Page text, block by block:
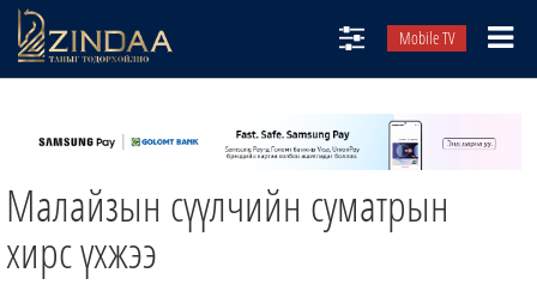
Mobile TV
ТВ8
ӨГЛӨӨНИЙ СОНИН
ЗИНДАА СЭТГҮҮЛ
Малайзын сүүлчийн суматрын
хирс үхжээ